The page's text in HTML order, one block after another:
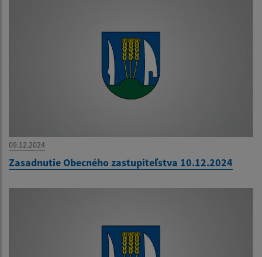
09.12.2024
Zasadnutie Obecného zastupiteľstva 10.12.2024